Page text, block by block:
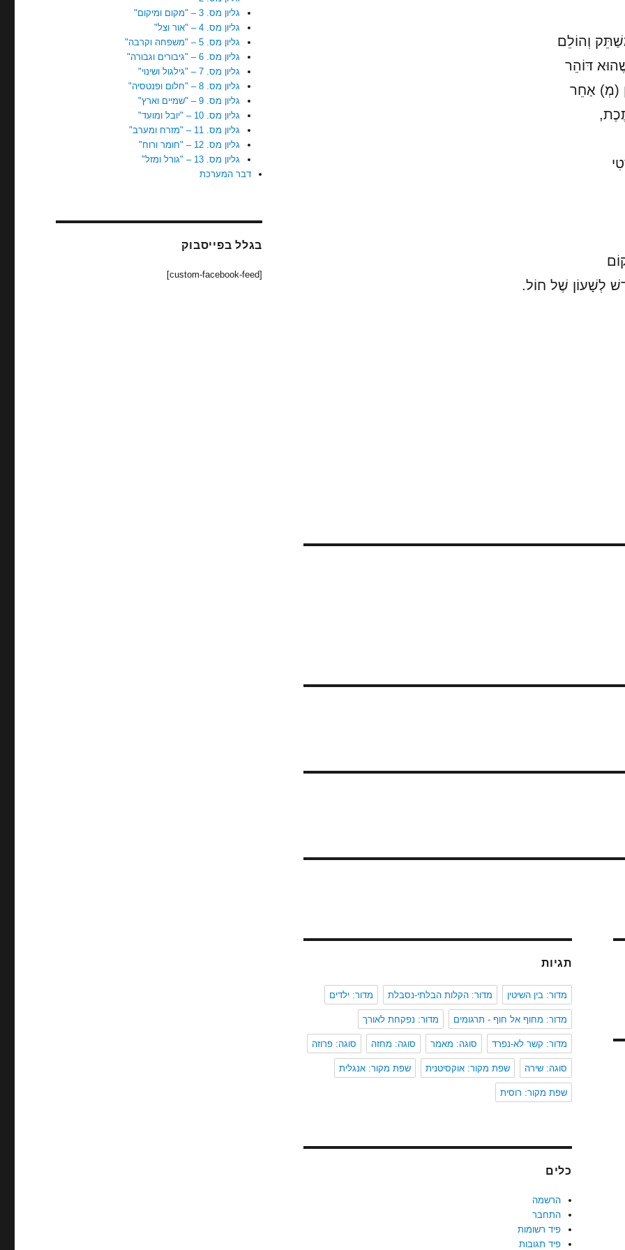
וְהוֹלֵם
דּוֹהֵר
(מְ) אַחֵר
לְשָׁעוֹן שֶׁל חוֹל.
תגיות
מדור: בין השיטין מדור: הקלות הבלתי-נסבלת מדור: ילדים
מדור: מחוף אל חוף - תרגומים מדור: נפקחת לאורך
מדור: קשר לא-נפרד סוגה: מאמר סוגה: מחזה סוגה: פרוזה
סוגה: שירה שפת מקור: אוקסיטנית שפת מקור: אנגלית
שפת מקור: רוסית
כלים
הרשמה
התחבר
פיד רשומות
פיד תגובות
גליון מס. 3 – "מקום ומיקום"
גליון מס. 4 – "אור וצל"
גליון מס. 5 – "משפחה וקרבה"
גליון מס. 6 – "גיבורים וגבורה"
גליון מס. 7 – "גילגול ושינוי"
גליון מס. 8 – "חלום ופנטסיה"
גליון מס. 9 – "שמיים וארץ"
גליון מס. 10 – "יובל ומועד"
גליון מס. 11 – "מזרח ומערב"
גליון מס. 12 – "חומר ורוח"
גליון מס. 13 – "גורל ומזל"
דבר המערכת
בגלל בפייסבוק
[custom-facebook-feed]